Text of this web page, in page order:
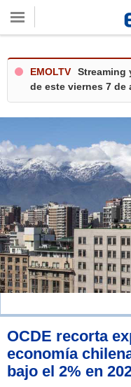
EMOLTV
Streaming
de este viernes 7 de
OCDE recorta
economía
bajo el 2% en